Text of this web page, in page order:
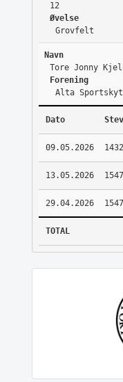
12
Øvelse
Grovfelt
Navn
Tore Jonny
Forening
Alta
Dato
09.05.2026
13.05.2026
29.04.2026
TOTAL